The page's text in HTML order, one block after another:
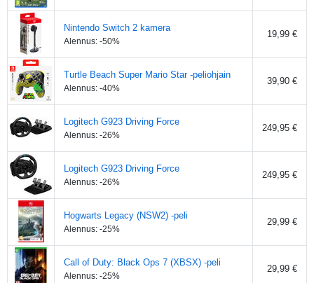
Nintendo Switch 2 kamera
Alennus: -50%
19,99 €
Turtle Beach Super Mario Star -peliohjain
Alennus: -40%
39,90 €
Logitech G923 Driving Force
Alennus: -26%
249,95 €
Logitech G923 Driving Force
Alennus: -26%
249,95 €
Hogwarts Legacy (NSW2) -peli
Alennus: -25%
29,99 €
Call of Duty: Black Ops 7 (XBSX) -peli
Alennus: -25%
29,99 €